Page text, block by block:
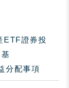
ETF證券投
分配事項